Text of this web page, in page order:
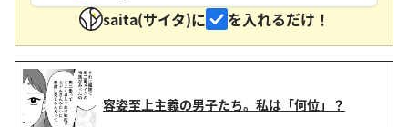
saita(サイタ)に
を入れるだけ！
容姿至上主義の男子たち。私は「何位」？